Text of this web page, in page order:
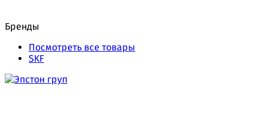
Бренды
Посмотреть все товары
SKF